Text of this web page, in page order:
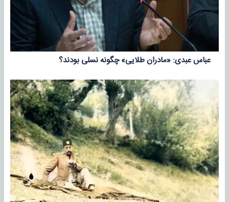
عباس عبدی: «مادران طلایی» چگونه نسلی بودند؟